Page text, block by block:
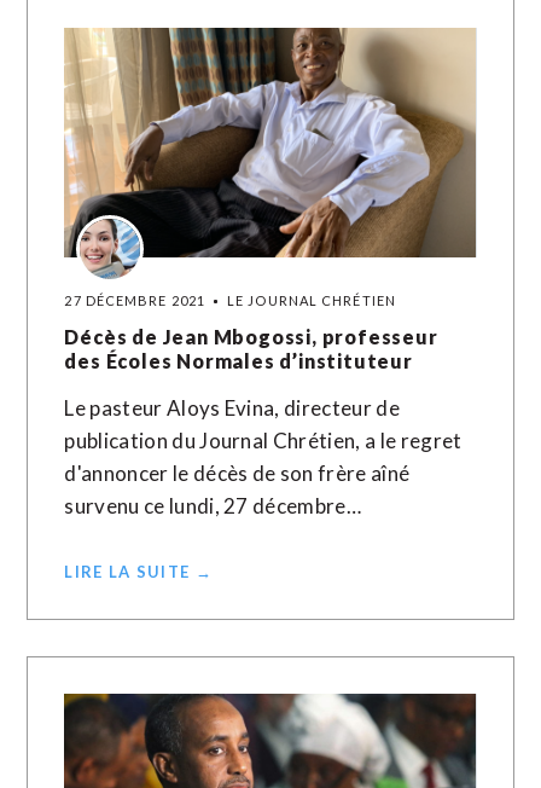
27 DÉCEMBRE 2021 LE JOURNAL CHRÉTIEN
Décès de Jean Mbogossi, professeur
des Écoles Normales d’instituteur
Le pasteur Aloys Evina, directeur de
publication du Journal Chrétien, a le regret
d'annoncer le décès de son frère aîné
survenu ce lundi, 27 décembre…
LIRE LA SUITE →